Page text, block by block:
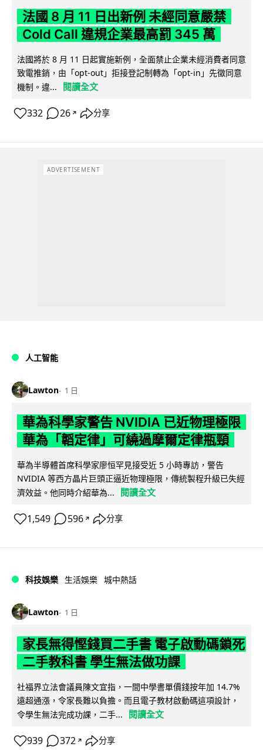
法國 8 月 11 日出新例 未經同意嚴禁
Cold Call 違規企業最高罰 345 萬
法國將於 8 月 11 日起實施新例，全面禁止企業未經消費者同意
致電推銷，由「opt-out」拒接登記制轉為「opt-in」先徵同意
機制。違...
閱讀全文
332 26 ↗ 分享
ADVERTISEMENT
人工智能
Lawton 1 日
華為科學家警告 NVIDIA 已近物理極限
華為「韜定律」可繞過摩爾定律瓶頸
華為半導體首席科學家廖恒罕見接受近 5 小時專訪，警告
NVIDIA 等西方晶片巨頭正逼近物理極限，傳統製程升級已失經
濟效益。他同時介紹華為...
閱讀全文
1,549 596 ↗ 分享
科技娛樂 生活娛樂 城中熱話
Lawton 1 日
家長無得慳錢買二手書 電子啟動碼鎖死
二手教科書 學生無法做功課
社福界立法會議員陳文宜指，一間中學書單價錢按年加 14.7%
遠超通漲，令家長難以負擔。而且電子教材啟動碼這項設計，
令學生無法完成功課，二手...
閱讀全文
939 372 ↗ 分享